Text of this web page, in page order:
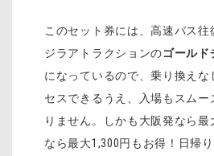
このセット券には、高速バス
ジラアトラクションのゴールド
になっているので、乗り換えな
セスできるうえ、入場もスムー
りません。しかも大阪発なら最
なら最大1,300円もお得！日帰